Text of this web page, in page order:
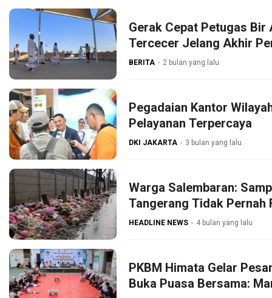
Gerak Cepat Petugas
Tercecer Jelang Akhir
BERITA 2 bulan yang lalu
Pegadaian Kantor
Pelayanan Terpercaya
DKI JAKARTA 3 bulan yang lalu
Warga Salembaran:
Tangerang Tidak Pernah
HEADLINE NEWS 4 bulan yang lalu
PKBM Himata Gelar
Buka Puasa Bersama: